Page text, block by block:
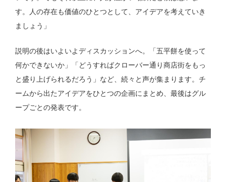
す。人の存在も価値のひとつとして、アイデアを考えていき
ましょう」
説明の後はいよいよディスカッションへ。「五平餅を使って
何かできないか」「どうすればクローバー通り商店街をもっ
と盛り上げられるだろう」など、続々と声が集まります。チ
ームから出たアイデアをひとつの企画にまとめ、最後はグル
ープごとの発表です。